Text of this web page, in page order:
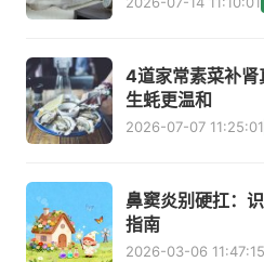
4道家常素菜补肾
生蚝更温和
2026-07-07 11:25:01
鼻窦炎别硬扛：
指南
2026-03-06 11:47:15